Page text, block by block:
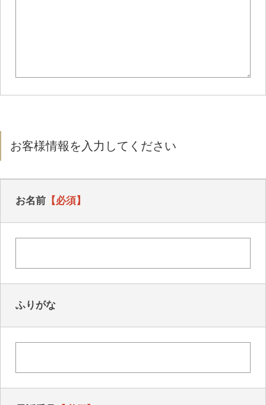
お客様情報を入力してください
お名前
ふりがな